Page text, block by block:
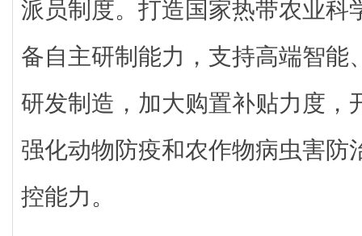
派员制度。打造国家热带农业科
备自主研制能力，支持高端智能
研发制造，加大购置补贴力度，
强化动物防疫和农作物病虫害防
控能力。